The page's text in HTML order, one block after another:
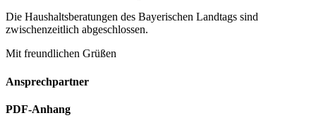
Die Haushaltsberatungen des Bayerischen Landtags sind
zwischenzeitlich abgeschlossen.
Mit freundlichen Grüßen
Ansprechpartner
PDF-Anhang